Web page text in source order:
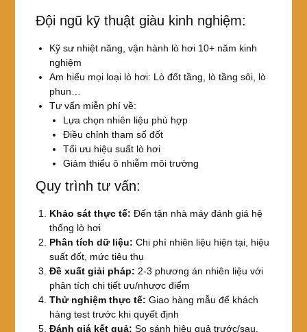
Đội ngũ kỹ thuật giàu kinh nghiệm:
Kỹ sư nhiệt năng, vận hành lò hơi 10+ năm kinh
nghiệm
Am hiểu mọi loại lò hơi: Lò đốt tầng, lò tầng sôi, lò
phun…
Tư vấn miễn phí về:
Lựa chọn nhiên liệu phù hợp
Điều chỉnh tham số đốt
Tối ưu hiệu suất lò hơi
Giảm thiểu ô nhiễm môi trường
Quy trình tư vấn:
Khảo sát thực tế: Đến tận nhà máy đánh giá hệ
thống lò hơi
Phân tích dữ liệu: Chi phí nhiên liệu hiện tại, hiệu
suất đốt, mức tiêu thụ
Đề xuất giải pháp: 2-3 phương án nhiên liệu với
phân tích chi tiết ưu/nhược điểm
Thử nghiệm thực tế: Giao hàng mẫu để khách
hàng test trước khi quyết định
Đánh giá kết quả: So sánh hiệu quả trước/sau,